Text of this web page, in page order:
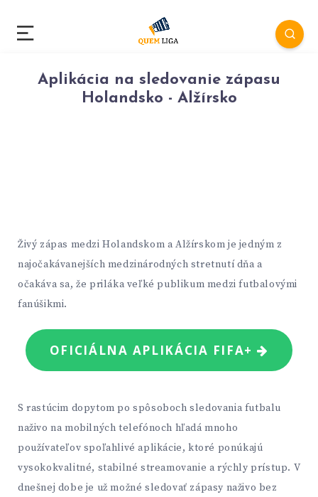
Aplikácia na sledovanie zápasu
Holandsko - Alžírsko
Živý zápas medzi Holandskom a Alžírskom je jedným z
najočakávanejších medzinárodných stretnutí dňa a
očakáva sa, že priláka veľké publikum medzi futbalovými
fanúšikmi.
OFICIÁLNA APLIKÁCIA FIFA+
S rastúcim dopytom po spôsoboch sledovania futbalu
naživo na mobilných telefónoch hľadá mnoho
používateľov spoľahlivé aplikácie, ktoré ponúkajú
vysokokvalitné, stabilné streamovanie a rýchly prístup. V
dnešnej dobe je už možné sledovať zápasy naživo bez